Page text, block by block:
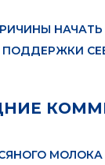
НАЧАТЬ
ПОДДЕРЖКИ